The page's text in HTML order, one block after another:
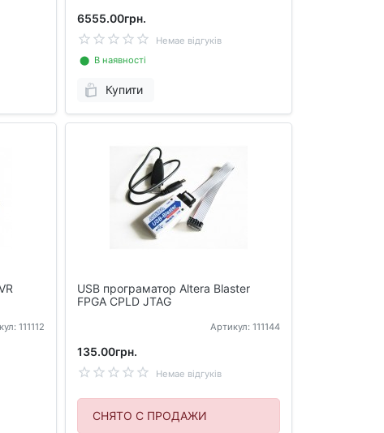
6555.00грн.
Немае відгуків
⬤ В наявності
Купити
111112
USB програматор Altera Blaster
FPGA CPLD JTAG
Артикул: 111144
135.00грн.
Немае відгуків
СНЯТО С ПРОДАЖИ